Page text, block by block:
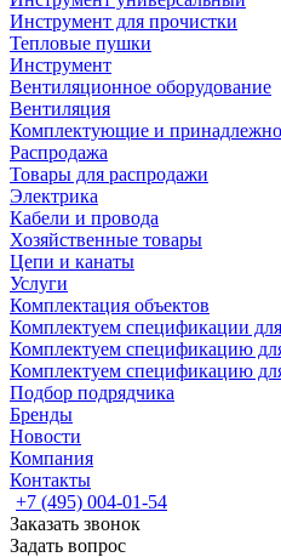
Инструмент для прочистки
Тепловые пушки
Инструмент
Вентиляционное оборудование
Вентиляция
Комплектующие и
Распродажа
Товары для распродажи
Электрика
Кабели и провода
Хозяйственные товары
Цепи и канаты
Услуги
Комплектация объектов
Комплектуем спецификации
Комплектуем спецификацию
Комплектуем спецификацию
Подбор подрядчика
Бренды
Новости
Компания
Контакты
+7 (495) 004-01-54
Заказать звонок
Задать вопрос